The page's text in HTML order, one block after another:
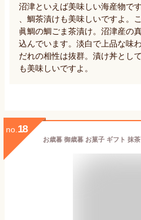
沼津といえば美味しい海産物で
、鯛茶漬けも美味しいですよ。
眞鯛の鯛ごま茶漬け。沼津産の
込んでいます。淡白で上品な味
だれの相性は抜群。漬け丼とし
も美味しいですよ。
no. 18